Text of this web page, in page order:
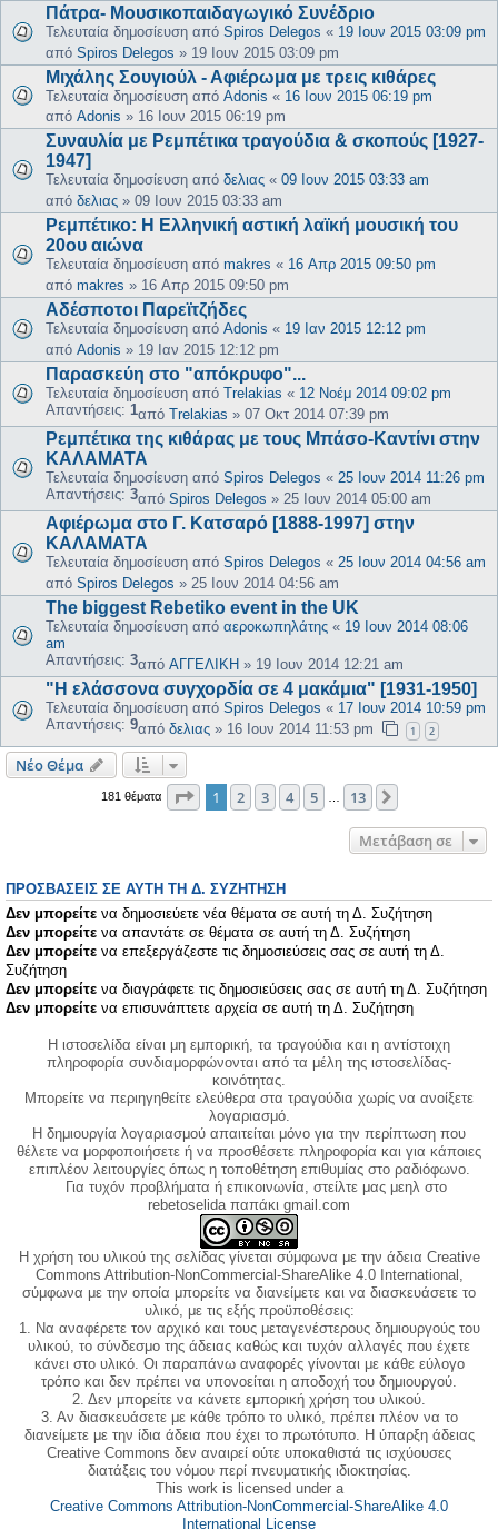
Πάτρα- Μουσικοπαιδαγωγικό Συνέδριο
Τελευταία δημοσίευση από Spiros Delegos « 19 Ιουν 2015 03:09 pm
από Spiros Delegos » 19 Ιουν 2015 03:09 pm
Μιχάλης Σουγιούλ - Αφιέρωμα με τρεις κιθάρες
Τελευταία δημοσίευση από Adonis « 16 Ιουν 2015 06:19 pm
από Adonis » 16 Ιουν 2015 06:19 pm
Συναυλία με Ρεμπέτικα τραγούδια & σκοπούς [1927-
1947]
Τελευταία δημοσίευση από δελιας « 09 Ιουν 2015 03:33 am
από δελιας » 09 Ιουν 2015 03:33 am
Ρεμπέτικο: Η Ελληνική αστική λαϊκή μουσική του
20ου αιώνα
Τελευταία δημοσίευση από makres « 16 Απρ 2015 09:50 pm
από makres » 16 Απρ 2015 09:50 pm
Αδέσποτοι Παρεϊτζήδες
Τελευταία δημοσίευση από Adonis « 19 Ιαν 2015 12:12 pm
από Adonis » 19 Ιαν 2015 12:12 pm
Παρασκεύη στο "απόκρυφο"...
Τελευταία δημοσίευση από Trelakias « 12 Νοέμ 2014 09:02 pm
Απαντήσεις: 1από Trelakias » 07 Οκτ 2014 07:39 pm
Ρεμπέτικα της κιθάρας με τους Μπάσο-Καντίνι στην
ΚΑΛΑΜΑΤΑ
Τελευταία δημοσίευση από Spiros Delegos « 25 Ιουν 2014 11:26 pm
Απαντήσεις: 3από Spiros Delegos » 25 Ιουν 2014 05:00 am
Αφιέρωμα στο Γ. Κατσαρό [1888-1997] στην
ΚΑΛΑΜΑΤΑ
Τελευταία δημοσίευση από Spiros Delegos « 25 Ιουν 2014 04:56 am
από Spiros Delegos » 25 Ιουν 2014 04:56 am
The biggest Rebetiko event in the UK
Τελευταία δημοσίευση από αεροκωπηλάτης « 19 Ιουν 2014 08:06
am
Απαντήσεις: 3από ΑΓΓΕΛΙΚΗ » 19 Ιουν 2014 12:21 am
"Η ελάσσονα συγχορδία σε 4 μακάμια" [1931-1950]
Τελευταία δημοσίευση από Spiros Delegos « 17 Ιουν 2014 10:59 pm
Απαντήσεις: 9από δελιας » 16 Ιουν 2014 11:53 pm 1 2
Νέο Θέμα
181 θέματα Σελίδα από13
1 2 3 4 5 13
Μετάβαση σε
ΠΡΟΣΒΆΣΕΙΣ ΣΕ ΑΥΤΉ ΤΗ Δ. ΣΥΖΉΤΗΣΗ
Δεν μπορείτε να δημοσιεύετε νέα θέματα σε αυτή τη Δ. Συζήτηση
Δεν μπορείτε να απαντάτε σε θέματα σε αυτή τη Δ. Συζήτηση
Δεν μπορείτε να επεξεργάζεστε τις δημοσιεύσεις σας σε αυτή τη Δ.
Συζήτηση
Δεν μπορείτε να διαγράφετε τις δημοσιεύσεις σας σε αυτή τη Δ. Συζήτηση
Δεν μπορείτε να επισυνάπτετε αρχεία σε αυτή τη Δ. Συζήτηση
Η ιστοσελίδα είναι μη εμπορική, τα τραγούδια και η αντίστοιχη
πληροφορία συνδιαμορφώνονται από τα μέλη της ιστοσελίδας-
κοινότητας.
Μπορείτε να περιηγηθείτε ελεύθερα στα τραγούδια χωρίς να ανοίξετε
λογαριασμό.
Η δημιουργία λογαριασμού απαιτείται μόνο για την περίπτωση που
θέλετε να μορφοποιήσετε ή να προσθέσετε πληροφορία και για κάποιες
επιπλέον λειτουργίες όπως η τοποθέτηση επιθυμίας στο ραδιόφωνο.
Για τυχόν προβλήματα ή επικοινωνία, στείλτε μας μεηλ στο
rebetoselida παπάκι gmail.com
Η χρήση του υλικού της σελίδας γίνεται σύμφωνα με την άδεια Creative
Commons Attribution-NonCommercial-ShareAlike 4.0 International,
σύμφωνα με την οποία μπορείτε να διανείμετε και να διασκευάσετε το
υλικό, με τις εξής προϋποθέσεις:
1. Να αναφέρετε τον αρχικό και τους μεταγενέστερους δημιουργούς του
υλικού, το σύνδεσμο της άδειας καθώς και τυχόν αλλαγές που έχετε
κάνει στο υλικό. Οι παραπάνω αναφορές γίνονται με κάθε εύλογο
τρόπο και δεν πρέπει να υπονοείται η αποδοχή του δημιουργού.
2. Δεν μπορείτε να κάνετε εμπορική χρήση του υλικού.
3. Αν διασκευάσετε με κάθε τρόπο το υλικό, πρέπει πλέον να το
διανείμετε με την ίδια άδεια που έχει το πρωτότυπο. Η ύπαρξη άδειας
Creative Commons δεν αναιρεί ούτε υποκαθιστά τις ισχύουσες
διατάξεις του νόμου περί πνευματικής ιδιοκτησίας.
This work is licensed under a
Creative Commons Attribution-NonCommercial-ShareAlike 4.0
International License